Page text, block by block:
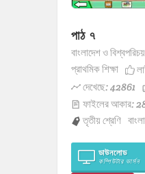
পাঠ ৭
বাংলাদেশ ও বিশ্বপরিচয়
প্রাথমিক শিক্ষা
দেখেছে: 42861
ফাইলের আকার:
তৃতীয় শ্রেণি
ডাউনলোড
কম্পিউটার ভার্সন